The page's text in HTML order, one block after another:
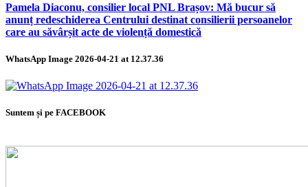
Pamela Diaconu, consilier local PNL Brașov: Mă bucur să
anunț redeschiderea Centrului destinat consilierii persoanelor
care au săvârșit acte de violență domestică
WhatsApp Image 2026-04-21 at 12.37.36
Suntem și pe FACEBOOK